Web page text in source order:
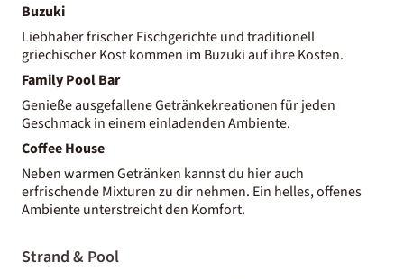
Buzuki
Liebhaber frischer Fischgerichte und traditionell
griechischer Kost kommen im Buzuki auf ihre Kosten.
Family Pool Bar
Genieße ausgefallene Getränkekreationen für jeden
Geschmack in einem einladenden Ambiente.
Coffee House
Neben warmen Getränken kannst du hier auch
erfrischende Mixturen zu dir nehmen. Ein helles, offenes
Ambiente unterstreicht den Komfort.
Strand & Pool